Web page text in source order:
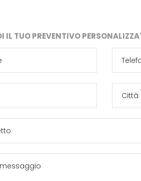
IL TUO PREVENTIVO